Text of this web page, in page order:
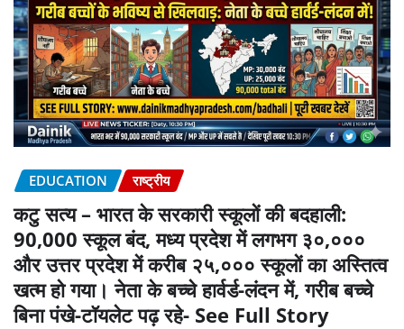
EDUCATION राष्ट्रीय
कटु सत्य – भारत के सरकारी स्कूलों की बदहाली:
90,000 स्कूल बंद, मध्य प्रदेश में लगभग ३०,०००
और उत्तर प्रदेश में करीब २५,००० स्कूलों का अस्तित्व
खत्म हो गया। नेता के बच्चे हार्वर्ड-लंदन में, गरीब बच्चे
बिना पंखे-टॉयलेट पढ़ रहे- See Full Story